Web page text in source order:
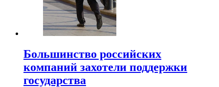
Большинство российских
компаний захотели поддержки
государства